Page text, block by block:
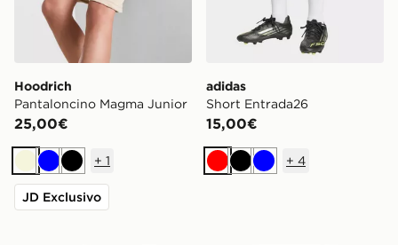
Hoodrich
Pantaloncino Magma Junior
25,00€
Beige
BluNero
+ 1
JD Exclusivo
adidas
Short Entrada26
15,00€
Rosso
Nero
Blu
+ 4